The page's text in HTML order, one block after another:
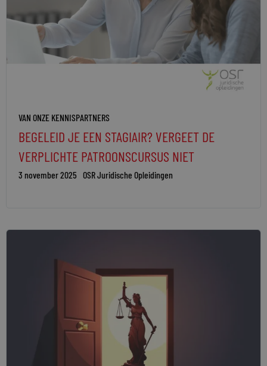
VAN ONZE KENNISPARTNERS
BEGELEID JE EEN STAGIAIR? VERGEET DE
VERPLICHTE PATROONSCURSUS NIET
3 november 2025 OSR Juridische Opleidingen